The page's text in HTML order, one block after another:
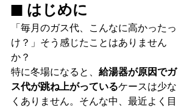
■ はじめに
「毎月のガス代、こんなに高かったっ
け？」そう感じたことはありません
か？
特に冬場になると、 給湯器が原因でガ
ス代が跳ね上がっているケースは少な
くありません。そんな中、最近よく目